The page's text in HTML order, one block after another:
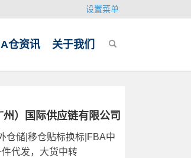
设置菜单
仓资讯 关于我们
）国际供应链有限公司
仓储|移仓贴标换标|FBA中
代发，大货中转